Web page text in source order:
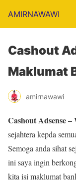
AMIRNAWAWI
Cashout
Maklumat
amirnawawi
Cashout Adsense
sejahtera kepda
Semoga anda sihat
ini saya ingin
kita isi maklumat